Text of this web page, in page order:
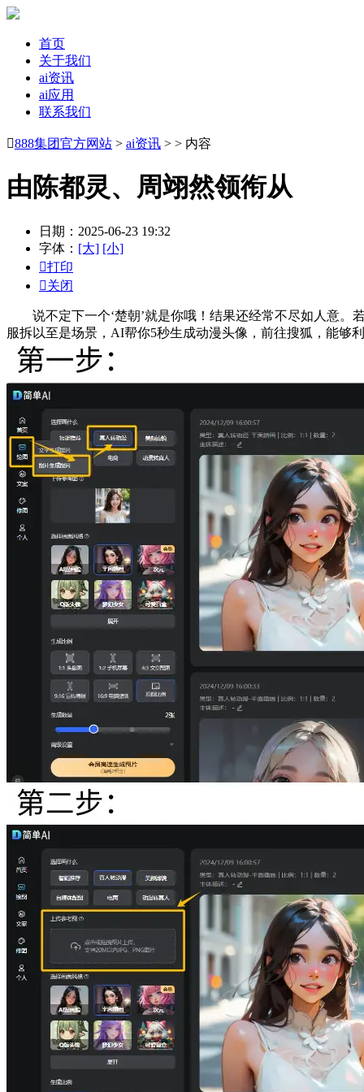
首页
关于我们
ai资讯
ai应用
联系我们
888集团官方网站 > ai资讯 > > 内容
由陈都灵、周翊然领衔从
日期：2025-06-23 19:32
字体： [大] [小]
打印
关闭
说不定下一个‘楚朝’就是你哦！结果还经常不尽如人意。
服拆以至是场景，AI帮你5秒生成动漫头像，前往搜狐，能